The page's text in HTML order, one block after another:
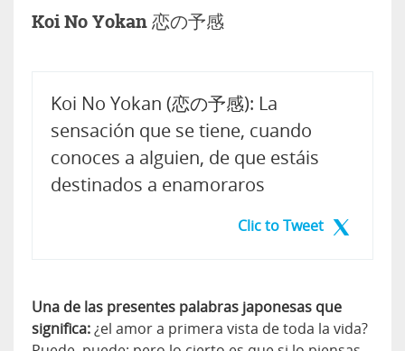
Koi No Yokan 恋の予感
Koi No Yokan (恋の予感): La
sensación que se tiene, cuando
conoces a alguien, de que estáis
destinados a enamoraros
Clic to Tweet
Una de las presentes palabras japonesas que
significa:¿el amor a primera vista de toda la vida?